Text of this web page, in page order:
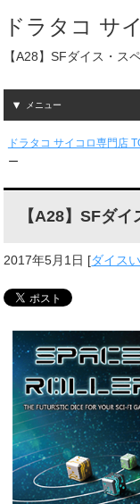
ドラタコ サ
【A28】SFダイス・ス
メニュー
ドラタコ サイコロ専門店
ー
【A28】SFダ
2017年5月1日 [ダイス